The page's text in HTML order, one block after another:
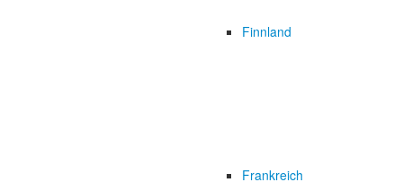
Finnland
Frankreich